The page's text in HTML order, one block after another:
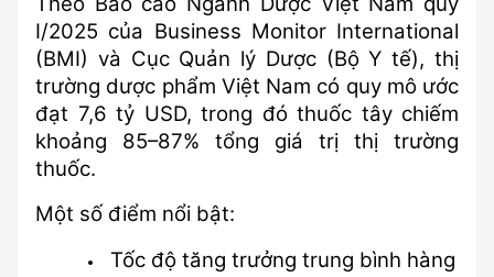
I/2025 của Business Monitor International
(BMI) và Cục Quản lý Dược (Bộ Y tế), thị
trường dược phẩm Việt Nam có quy mô ước
đạt 7,6 tỷ USD, trong đó thuốc tây chiếm
khoảng 85–87% tổng giá trị thị trường
thuốc.
Một số điểm nổi bật:
Tốc độ tăng trưởng trung bình hàng